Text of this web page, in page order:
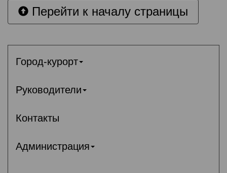
Перейти к началу страницы
Город-курорт
Руководители
Контакты
Администрация